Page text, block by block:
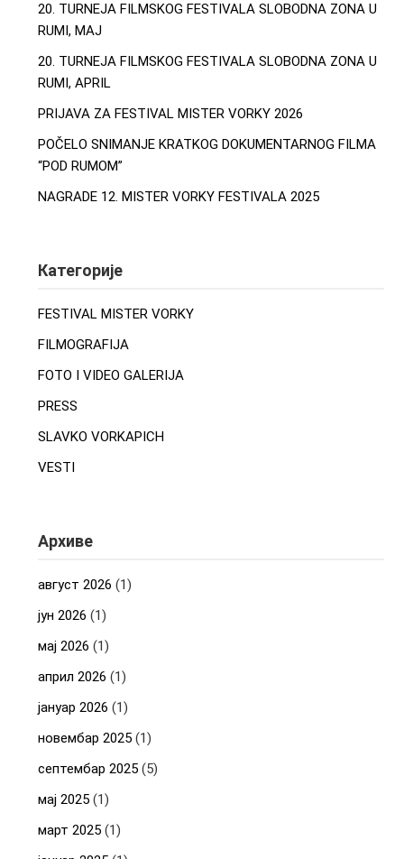
20. TURNEJA FILMSKOG FESTIVALA SLOBODNA ZONA U
RUMI, MAJ
20. TURNEJA FILMSKOG FESTIVALA SLOBODNA ZONA U
RUMI, APRIL
PRIJAVA ZA FESTIVAL MISTER VORKY 2026
POČELO SNIMANJE KRATKOG DOKUMENTARNOG FILMA
“POD RUMOM”
NAGRADE 12. MISTER VORKY FESTIVALA 2025
Категорије
FESTIVAL MISTER VORKY
FILMOGRAFIJA
FOTO I VIDEO GALERIJA
PRESS
SLAVKO VORKAPICH
VESTI
Архиве
август 2026 (1)
јун 2026 (1)
мај 2026 (1)
април 2026 (1)
јануар 2026 (1)
новембар 2025 (1)
септембар 2025 (5)
мај 2025 (1)
март 2025 (1)